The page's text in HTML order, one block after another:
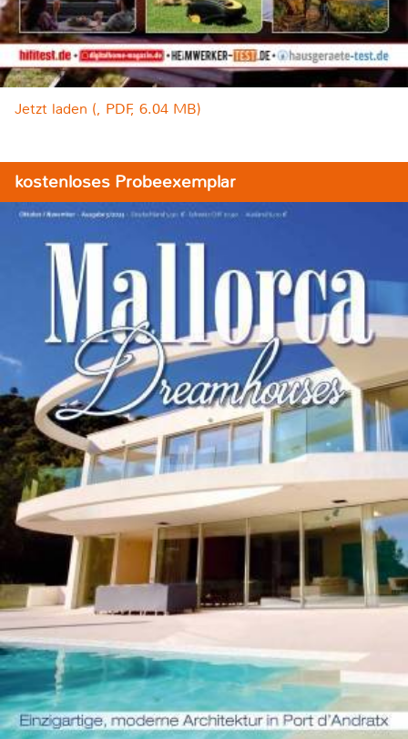
Jetzt laden (, PDF, 6.04 MB)
kostenloses Probeexemplar